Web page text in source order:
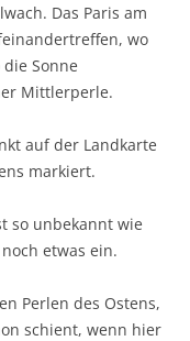
Das Paris am
wo
Sonne
Mittlerperle.
auf der Landkarte
markiert.
so unbekannt wie
etwas ein.
Perlen des Ostens,
schient, wenn hier